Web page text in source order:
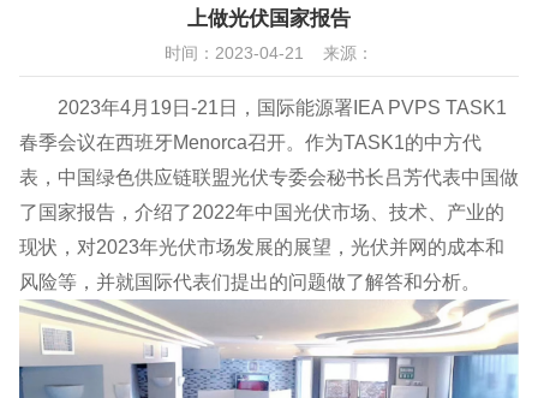
上做光伏国家报告
时间：2023-04-21 来源：
2023年4月19日-21日，国际能源署IEA PVPS TASK1
春季会议在西班牙Menorca召开。作为TASK1的中方代
表，中国绿色供应链联盟光伏专委会秘书长吕芳代表中国做
了国家报告，介绍了2022年中国光伏市场、技术、产业的
现状，对2023年光伏市场发展的展望，光伏并网的成本和
风险等，并就国际代表们提出的问题做了解答和分析。